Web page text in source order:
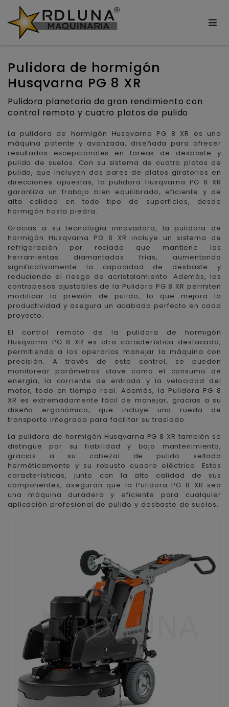
Pulidora de hormigón
Husqvarna PG 8 XR
Pulidora planetaria de gran rendimiento con
control remoto y cuatro platos de pulido
La pulidora de hormigón Husqvarna PG 8 XR es una
máquina potente y avanzada, diseñada para ofrecer
resultados excepcionales en tareas de desbaste y
pulido de suelos. Con su sistema de cuatro platos de
pulido, que incluyen dos pares de platos giratorios en
direcciones opuestas, la pulidora Husqvarna PG 8 XR
garantiza un trabajo bien equilibrado, eficiente y de
alta calidad en todo tipo de superficies, desde
hormigón hasta piedra.
Gracias a su tecnología innovadora, la pulidora de
hormigón Husqvarna PG 8 XR incluye un sistema de
refrigeración por rociado que mantiene las
herramientas diamantadas frías, aumentando
significativamente la capacidad de desbaste y
reduciendo el riesgo de acristalamiento. Además, los
contrapesos ajustables de la Pulidora PG 8 XR permiten
modificar la presión de pulido, lo que mejora la
productividad y asegura un acabado perfecto en cada
proyecto.
El control remoto de la pulidora de hormigón
Husqvarna PG 8 XR es otra característica destacada,
permitiendo a los operarios manejar la máquina con
precisión. A través de este control, se pueden
monitorear parámetros clave como el consumo de
energía, la corriente de entrada y la velocidad del
motor, todo en tiempo real. Además, la Pulidora PG 8
XR es extremadamente fácil de manejar, gracias a su
diseño ergonómico, que incluye una rueda de
transporte integrada para facilitar su traslado.
La pulidora de hormigón Husqvarna PG 8 XR también se
distingue por su fiabilidad y bajo mantenimiento,
gracias a su cabezal de pulido sellado
herméticamente y su robusto cuadro eléctrico. Estas
características, junto con la alta calidad de sus
componentes, aseguran que la Pulidora PG 8 XR sea
una máquina duradera y eficiente para cualquier
aplicación profesional de pulido y desbaste de suelos.